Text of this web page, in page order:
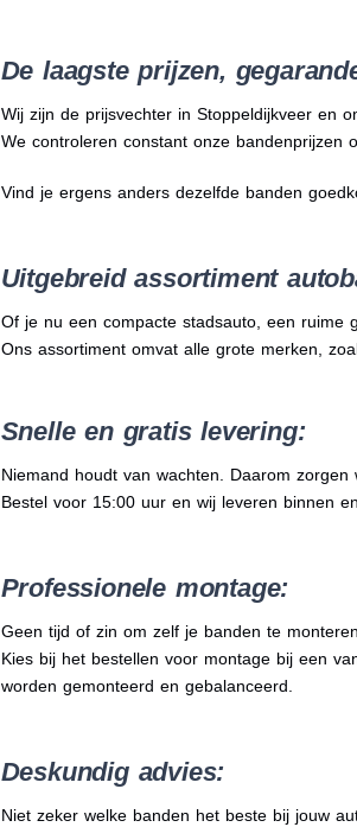
De laagste prijzen,
Wij zijn de prijsvechter in Stoppeldijkveer en
We controleren constant onze bandenprijzen
Vind je ergens anders dezelfde banden
Uitgebreid assortiment
Of je nu een compacte stadsauto, een ruime
Ons assortiment omvat alle grote merken,
Snelle en gratis levering:
Niemand houdt van wachten. Daarom
Bestel voor 15:00 uur en wij leveren binnen
Professionele montage:
Geen tijd of zin om zelf je banden te
Kies bij het bestellen voor montage bij een
worden gemonteerd en gebalanceerd.
Deskundig advies:
Niet zeker welke banden het beste bij jouw